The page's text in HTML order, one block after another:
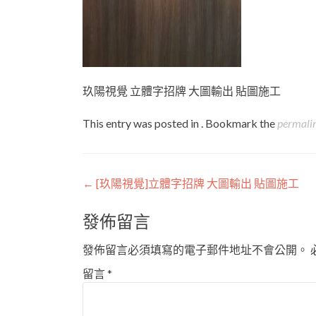
玖陽視覺 立體字招牌 大圖輸出 貼圖施工
This entry was posted in . Bookmark the
Post
navigation
← [玖陽視覺]立體字招牌 大圖輸出 貼圖施工
發佈留言
發佈留言必須填寫的電子郵件地址不會公開。
留言*